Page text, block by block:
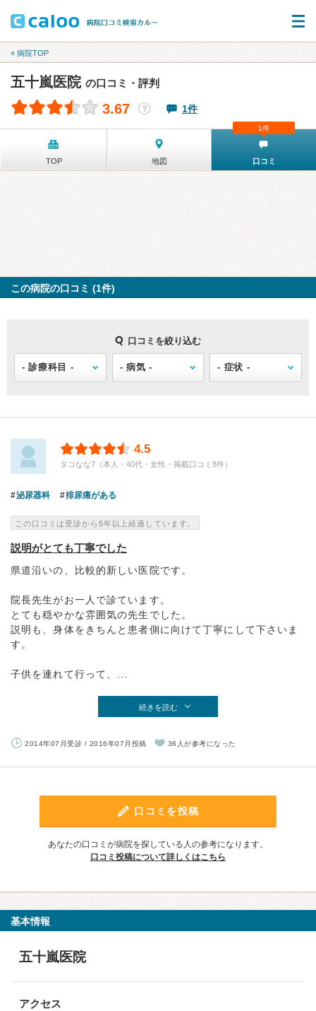
« 病院TOP
五十嵐医院 の口コミ・評判
3.67 ？ 1件
TOP 地図 口コミ
1件
この病院の口コミ (1件)
口コミを絞り込む
4.5
タコなな7（本人・40代・女性・掲載口コミ8件）
泌尿器科 排尿痛がある
この口コミは受診から5年以上経過しています。
説明がとても丁寧でした
県道沿いの、比較的新しい医院です。
院長先生がお一人で診ています。
とても穏やかな雰囲気の先生でした。
説明も、身体をきちんと患者側に向けて丁寧にして下さいま
す。
子供を連れて行って、...
続きを読む
2014年07月受診 / 2016年07月投稿 36人が参考になった
口コミを投稿
あなたの口コミが病院を探している人の参考になります。
口コミ投稿について詳しくはこちら
基本情報
五十嵐医院
アクセス